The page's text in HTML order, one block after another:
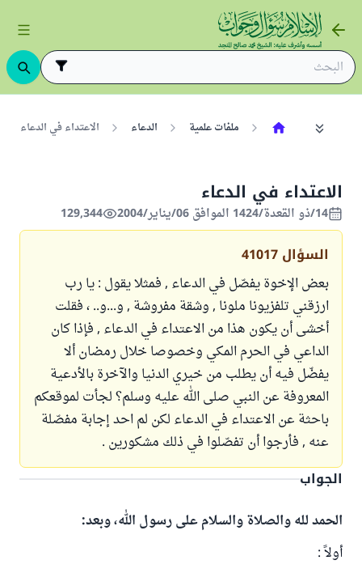
ملفات علمية الدعاء الاعتداء في الدعاء
الاعتداء في الدعاء
14/ذو القعدة/1424 الموافق 06/يناير/2004 129,344
السؤال 41017
بعض الإخوة يفصّل في الدعاء , فمثلا يقول : يا رب
ارزقني تلفزيونا ملونا , وشقة مفروشة , و...و.. ، فقلت
أخشى أن يكون هذا من الاعتداء في الدعاء , فإذا كان
الداعي في الحرم المكي وخصوصا خلال رمضان ألا
يفضّل فيه أن يطلب من خيري الدنيا والآخرة بالأدعية
المعروفة عن النبي صلى الله عليه وسلم؟ لجأت لموقعكم
باحثة عن الاعتداء في الدعاء لكن لم احد إجابة مفصّلة
عنه , فأرجوا أن تفصّلوا في ذلك مشكورين .
الجواب
الحمد لله والصلاة والسلام على رسول الله، وبعد:
أولاً :